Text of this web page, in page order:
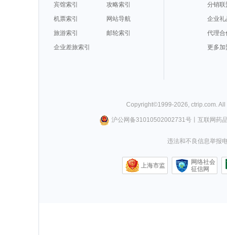
宾馆索引
攻略索引
机票索引
网站导航
旅游索引
邮轮索引
企业差旅索引
分销联
企业礼
代理合
更多加
Copyright©1999-2026 ctrip.com .
沪公网备31010502002731号丨 互联网药
违法和不良信息举报
上海市监
网络社会
征信网